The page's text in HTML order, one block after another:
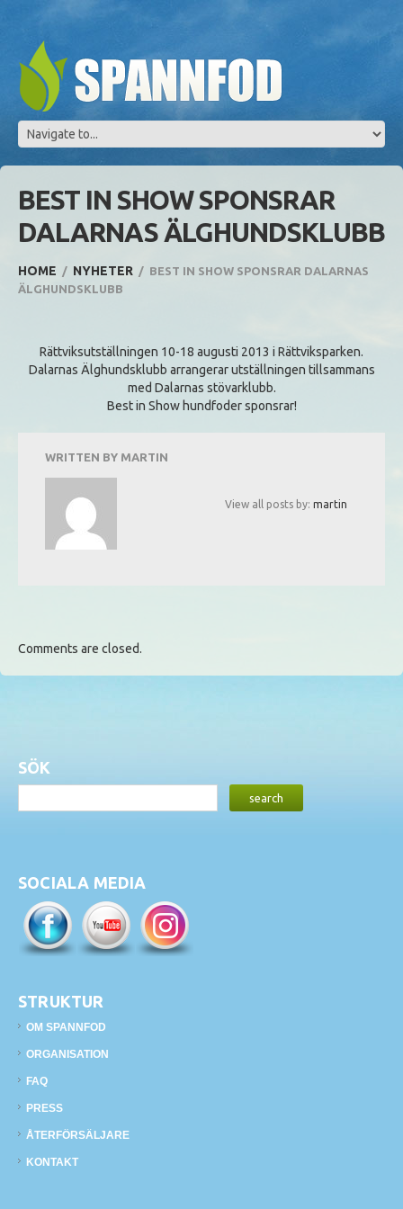
BEST IN SHOW SPONSRAR
DALARNAS ÄLGHUNDSKLUBB
HOME NYHETER
BEST IN SHOW SPONSRAR DALARNAS
ÄLGHUNDSKLUBB
Rättviksutställningen 10-18 augusti 2013 i Rättviksparken.
Dalarnas Älghundsklubb arrangerar utställningen tillsammans
med Dalarnas stövarklubb.
Best in Show hundfoder sponsrar!
WRITTEN BY MARTIN
View all posts by: martin
Comments are closed.
SÖK
SOCIALA MEDIA
STRUKTUR
OM SPANNFOD
ORGANISATION
FAQ
PRESS
ÅTERFÖRSÄLJARE
KONTAKT